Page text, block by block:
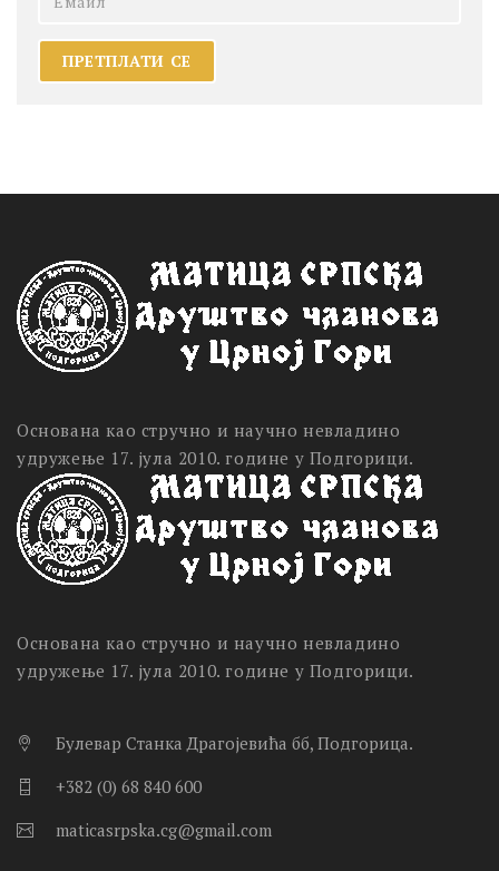
Основана као стручно и научно невладино
удружење 17. јула 2010. године у Подгорици.
Основана као стручно и научно невладино
удружење 17. јула 2010. године у Подгорици.
Булевар Станка Драгојевића бб, Подгорица.
+382 (0) 68 840 600
maticasrpska.cg@gmail.com